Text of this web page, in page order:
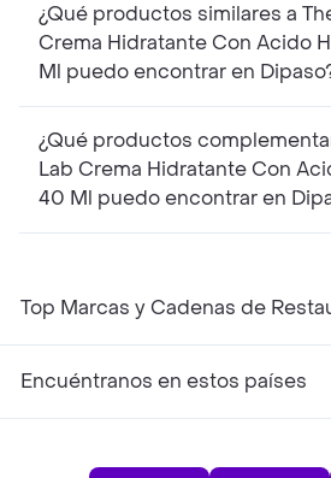
¿Qué productos similares a
Crema Hidratante Con Acido
Ml puedo encontrar en
¿Qué productos
Lab Crema Hidratante Con
40 Ml puedo encontrar en
Top Marcas y Cadenas de
Encuéntranos en estos países